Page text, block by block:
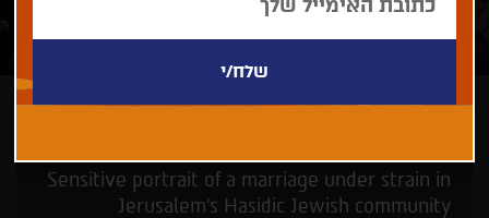
Sensitive portrait of a marriage under strain in
Jerusalem’s Hasidic Jewish community